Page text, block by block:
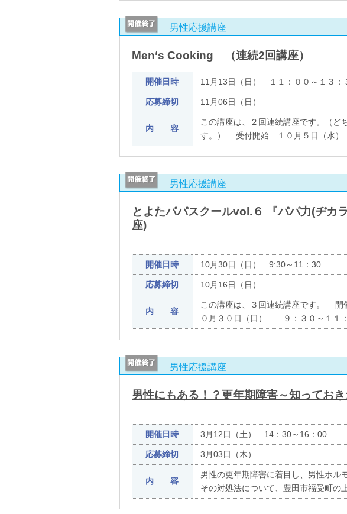
男性応援講座
Men‘s Cooking （連続2回講座）
開催日時 11月13日（日） １１：００～１３
応募締切 11月06日（日）
内 容
この講座は、２回連続講座です。（ど
す。） 受付開始 １０月５日（水
男性応援講座
とよたパパスクールvol.６ 『パパ力(ヂ
座)
開催日時 10月30日（日） 9:30～11：30
応募締切 10月16日（日）
内 容
この講座は、３回連続講座で
０月３０日（日） ９：３０～１
男性応援講座
男性にもある！？更年期障害～知ってお
開催日時 3月12日（土） 14：30～16：00
応募締切 3月03日（木）
内 容
男性の更年期障害に着目し、男性ホル
その対処法について、豊田市福受町の